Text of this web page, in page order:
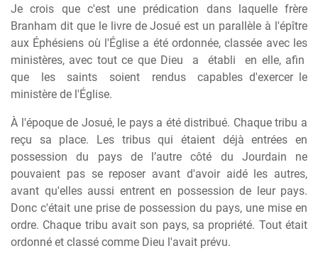
Je crois que c'est une prédication dans laquelle frère
Branham dit que le livre de Josué est un parallèle à l'épître
aux Éphésiens où l'Église a été ordonnée, classée avec les
ministères, avec tout ce que Dieu
a établi
en elle, afin
que
les saints soient rendus
capables d'exercer le
ministère de l'Église.
À l'époque de Josué, le pays a été distribué. Chaque tribu a
reçu sa place. Les tribus qui étaient déjà entrées en
possession du pays de l’autre côté du Jourdain ne
pouvaient pas se reposer avant d'avoir aidé les autres,
avant qu'elles aussi entrent en possession de leur pays.
Donc c'était une prise de possession du pays, une mise en
ordre. Chaque tribu avait son pays, sa propriété. Tout était
ordonné et classé comme Dieu l'avait prévu.